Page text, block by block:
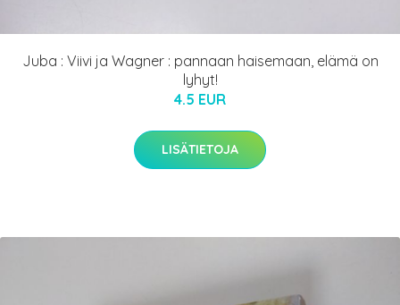
Juba : Viivi ja Wagner : pannaan haisemaan, elämä on
lyhyt!
4.5 EUR
LISÄTIETOJA